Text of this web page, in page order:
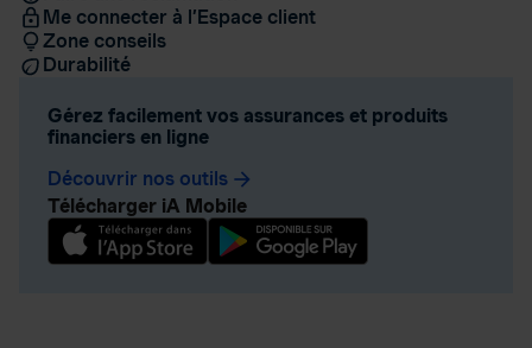
Me connecter à l’Espace client
Zone conseils
Durabilité
Gérez facilement vos assurances et produits
financiers en ligne
Découvrir nos outils arrow_forward
Télécharger iA Mobile